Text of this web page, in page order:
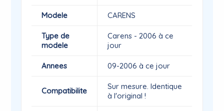
Modele CARENS
Type de
modele
Carens - 2006 à ce
jour
Annees 09-2006 à ce jour
Compatibilite
Sur mesure. Identique
à l'original !